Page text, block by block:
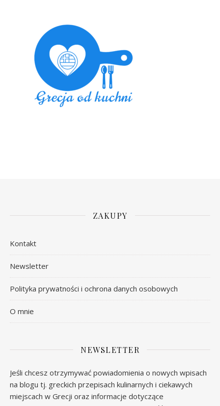
ZAKUPY
Kontakt
Newsletter
Polityka prywatności i ochrona danych osobowych
O mnie
NEWSLETTER
Jeśli chcesz otrzymywać powiadomienia o nowych wpisach
na blogu tj. greckich przepisach kulinarnych i ciekawych
miejscach w Grecji oraz informacje dotyczące